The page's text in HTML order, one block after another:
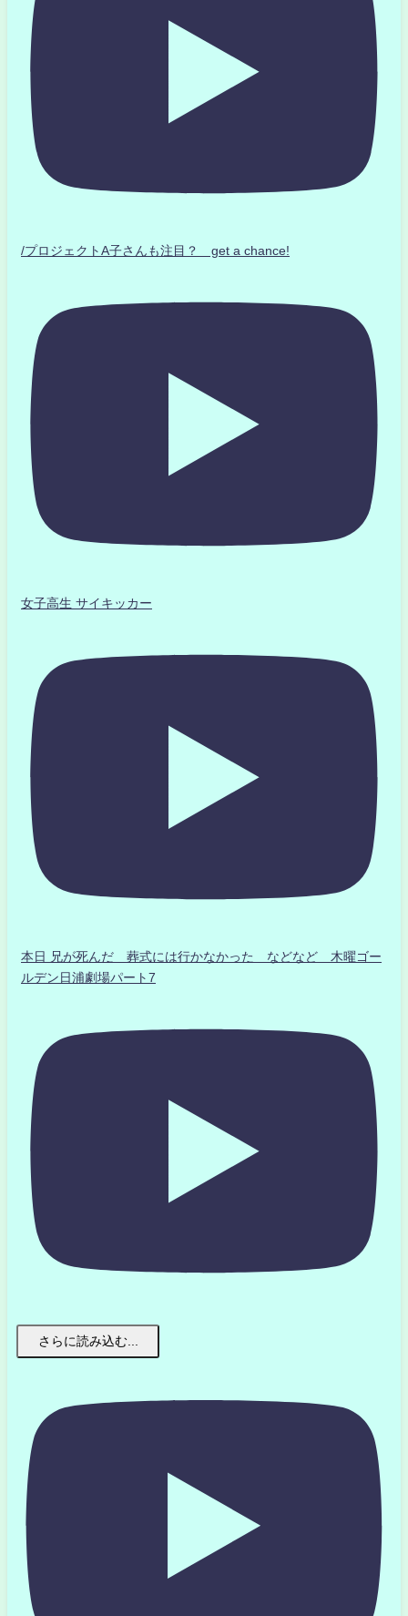
/プロジェクトA子さんも注目？ get a chance!
女子高生 サイキッカー
本日 兄が死んだ 葬式には行かなかった などなど 木曜ゴー
ルデン日浦劇場パート7
さらに読み込む...